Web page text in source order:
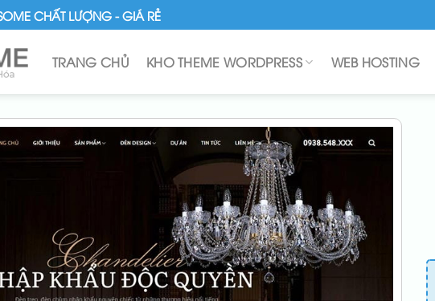
CHẤT LƯỢNG - GIÁ RẺ
TRANG CHỦ KHO THEME WORDPRESS WEB HOSTING